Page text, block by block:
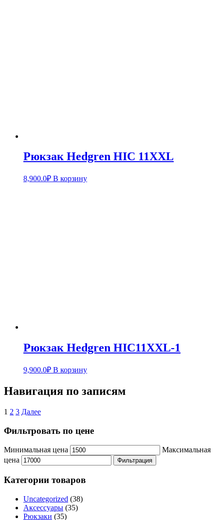
Рюкзак Hedgren HIC 11XXL
8,900.0₽ В корзину
Рюкзак Hedgren HIC11XXL-1
9,900.0₽ В корзину
Навигация по записям
1 2 3 Далее
Фильтровать по цене
Минимальная цена
Максимальная
цена
Фильтрация
Категории товаров
Uncategorized (38)
Аксессуары (35)
Рюкзаки (35)